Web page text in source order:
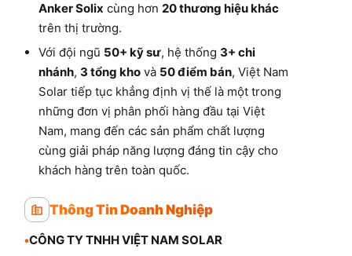
Anker Solix cùng hơn 20 thương hiệu khác
trên thị trường.
Với đội ngũ 50+ kỹ sư, hệ thống 3+ chi
nhánh, 3 tổng kho và 50 điểm bán, Việt Nam
Solar tiếp tục khẳng định vị thế là một trong
những đơn vị phân phối hàng đầu tại Việt
Nam, mang đến các sản phẩm chất lượng
cùng giải pháp năng lượng đáng tin cậy cho
khách hàng trên toàn quốc.
Thông Tin Doanh Nghiệp
•CÔNG TY TNHH VIỆT NAM SOLAR